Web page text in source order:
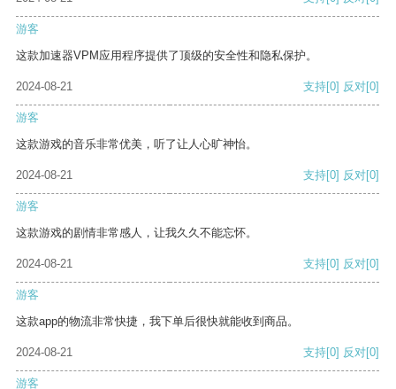
游客
这款加速器VPM应用程序提供了顶级的安全性和隐私保护。
2024-08-21 支持[0] 反对[0]
游客
这款游戏的音乐非常优美，听了让人心旷神怡。
2024-08-21 支持[0] 反对[0]
游客
这款游戏的剧情非常感人，让我久久不能忘怀。
2024-08-21 支持[0] 反对[0]
游客
这款app的物流非常快捷，我下单后很快就能收到商品。
2024-08-21 支持[0] 反对[0]
游客